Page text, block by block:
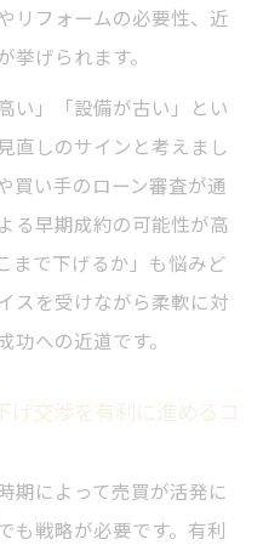
リフォームの必要性、近
げられます。
い」「設備が古い」とい
直しのサインと考えまし
買い手のローン審査が通
る早期成約の可能性が高
まで下げるか」も悩みど
スを受けながら柔軟に対
への近道です。
げ交渉を有利に進めるコ
期によって売買が活発に
も戦略が必要です。有利